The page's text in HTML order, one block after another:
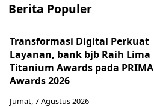
Berita Populer
Transformasi Digital Perkuat
Layanan, bank bjb Raih Lima
Titanium Awards pada PRIMA
Awards 2026
Jumat, 7 Agustus 2026